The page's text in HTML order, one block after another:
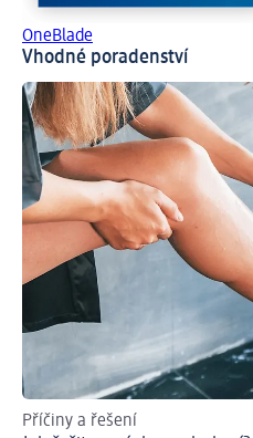
OneBlade
Vhodné poradenství
Příčiny a řešení